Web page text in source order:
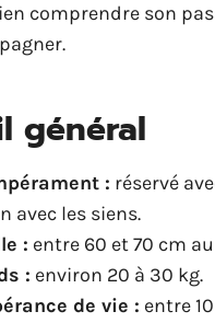
comprendre son
général
: réservé
avec les siens.
: entre 60 et 70 cm
: environ 20 à 30 kg.
de vie : entre